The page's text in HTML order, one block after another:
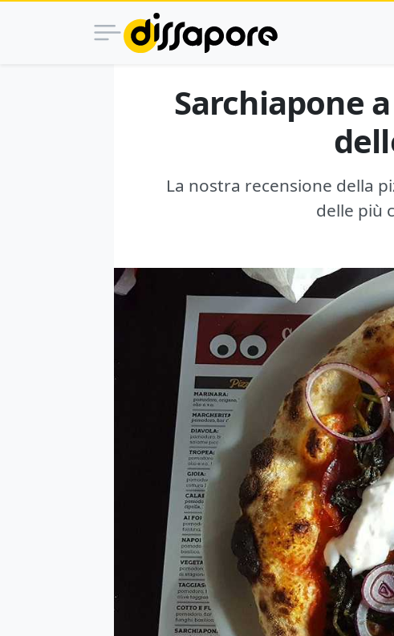
Sarchiapone
La nostra recensione della
delle più